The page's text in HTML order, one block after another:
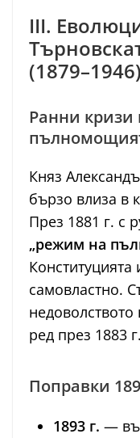
III.
(1879–1946)
Ранни
Княз
бързо влиза в
През 1881 г. с
„режим на
самовластно.
ред през 1883 г.
Поправки
1893 г. —